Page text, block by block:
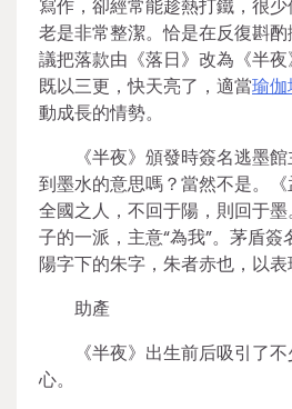
寫作，卻經常能趁熱打鐵，很
老是非常整潔。恰是在反復斟
議把落款由《落日》改為《半夜
既以三更，快天亮了，適當瑜
動成長的情勢。
《半夜》頒發時簽名逃墨
到墨水的意思嗎？當然不是。《
全國之人，不回于陽，則回于
子的一派，主意“為我”。茅盾簽
陽字下的朱字，朱者赤也，以表
助產
《半夜》出生前后吸引了
心。